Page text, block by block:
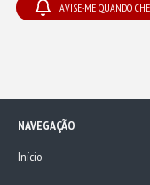
AVISE-ME QUANDO
NAVEGAÇÃO
Início